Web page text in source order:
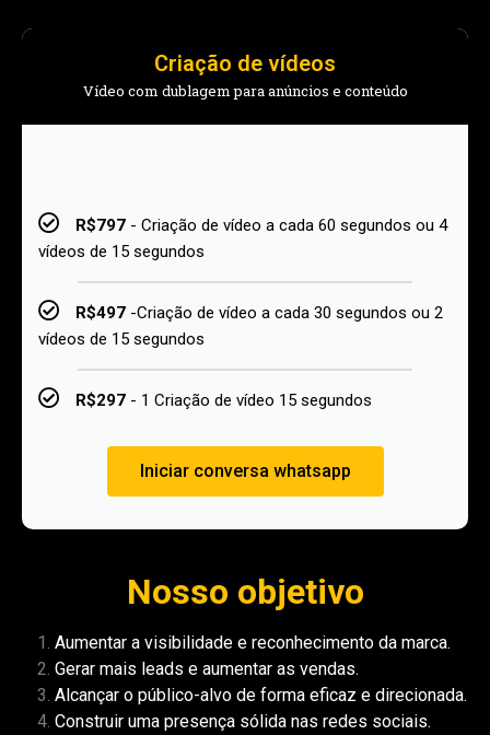
Criação de vídeos
Vídeo com dublagem para anúncios e conteúdo
R$797 - Criação de vídeo a cada 60 segundos ou 4
vídeos de 15 segundos
R$497 -Criação de vídeo a cada 30 segundos ou 2
vídeos de 15 segundos
R$297 - 1 Criação de vídeo 15 segundos
Iniciar conversa whatsapp
Nosso objetivo
Aumentar a visibilidade e reconhecimento da marca.
Gerar mais leads e aumentar as vendas.
Alcançar o público-alvo de forma eficaz e direcionada.
Construir uma presença sólida nas redes sociais.